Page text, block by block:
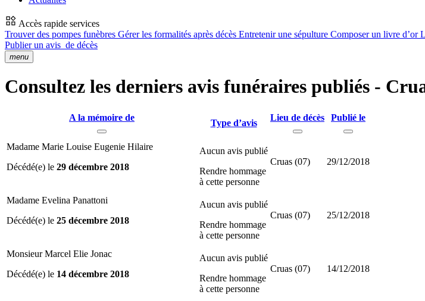
Accès rapide services
Trouver des pompes funèbres Gérer les formalités après décès Entretenir une sépulture Composer un livre d’or
Publier un avis de décès
menu
Consultez les derniers avis funéraires publiés -
A la mémoire de
Type d’avis
Lieu de décès Publié le
Madame Marie Louise Eugenie Hilaire
Décédé(e) le 29 décembre 2018
Aucun avis publié
Rendre hommage
à cette personne
Cruas (07) 29/12/2018
Madame Evelina Panattoni
Décédé(e) le 25 décembre 2018
Aucun avis publié
Rendre hommage
à cette personne
Cruas (07) 25/12/2018
Monsieur Marcel Elie Jonac
Décédé(e) le 14 décembre 2018
Aucun avis publié
Rendre hommage
à cette personne
Cruas (07) 14/12/2018